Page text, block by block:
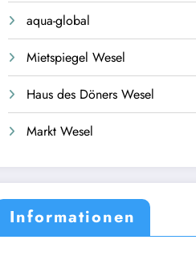
aqua-global
Mietspiegel Wesel
Haus des Döners Wesel
Markt Wesel
Informationen